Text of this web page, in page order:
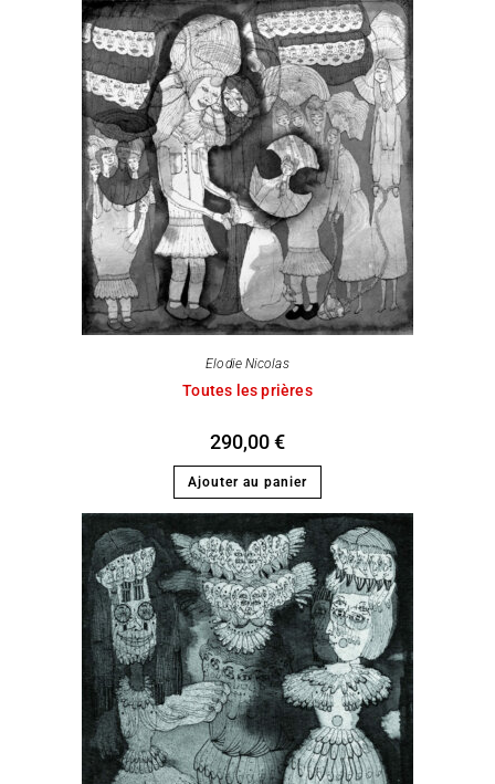
Elodie Nicolas
Toutes les prières
290,00€
Ajouter au panier